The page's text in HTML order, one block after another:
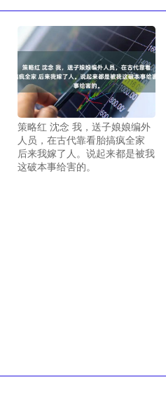
策略红 沈念 我，送子娘娘编外
人员，在古代靠看胎搞疯全家
后来我嫁了人。说起来都是被我
这破本事给害的。